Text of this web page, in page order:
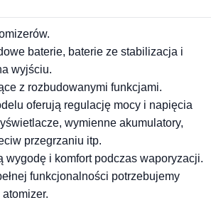
baterie, baterie ze stabilizacja i
wyjściu.
z rozbudowanymi funkcjami.
oferują regulację mocy i napięcia
wymienne akumulatory,
przegrzaniu itp.
wygodę i komfort podczas waporyzacji.
funkcjonalności potrzebujemy